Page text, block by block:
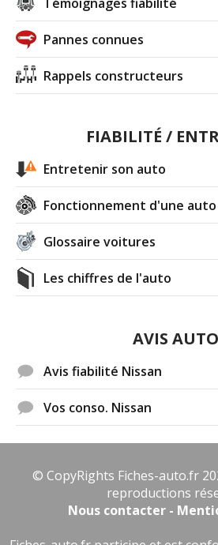
Pannes connues
Rappels constructeurs
FIABILITÉ /
Entretenir son auto
Fonctionnement d'une auto
Glossaire voitures
Les chiffres de l'auto
AVIS AUTO
Avis fiabilité Nissan
Vos conso. Nissan
© CopyRights Fiches-auto.fr
reproductions
Nous contacter -